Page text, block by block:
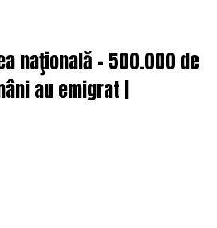
naţională – 500.000 de
au emigrat |